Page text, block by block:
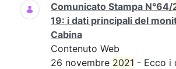
Comunicato Stampa N°64/
19: i dati principali del
Cabina
Contenuto Web
26 novembre 2021 - Ecco i